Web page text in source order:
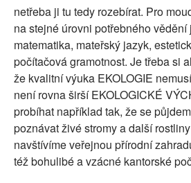
netřeba ji tu tedy rozebírat. Pro
na stejné úrovni potřebného vědění
matematika, mateřský jazyk,
počítačová gramotnost. Je třeba si
že kvalitní výuka EKOLOGIE
není rovna širší EKOLOGICKÉ
probíhat například tak, že se
poznávat živé stromy a další
navštívíme veřejnou přírodní
též bohulibé a vzácné kantorské